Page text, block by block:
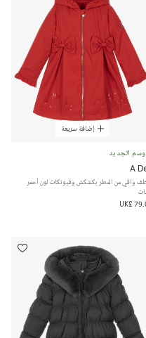
إضافة سريعة
الجديد
A
واقي من المطر بكشكش وفيونكات لون أحمر
UK£